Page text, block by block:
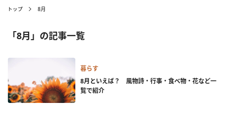
トップ 8月
「8月」の記事一覧
暮らす
8月といえば？ 風物詩・行事・食べ物・花など一
覧で紹介